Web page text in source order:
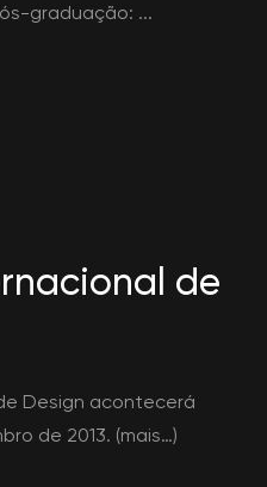
graduação: ...
de
Design acontecerá
de 2013. (mais…)